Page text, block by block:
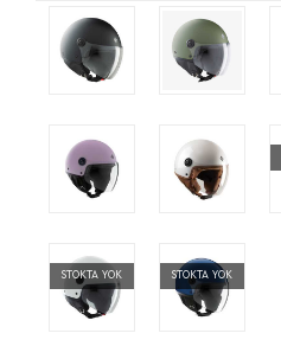
STOKTA YOK STOKTA YOK